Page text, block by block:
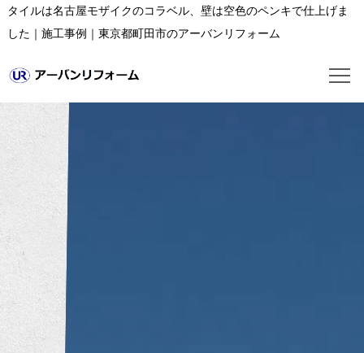
タイルは名古屋モザイクのコラベル、壁は空色のペンキで仕上げま
した｜施工事例｜東京都町田市のアーバンリフォーム